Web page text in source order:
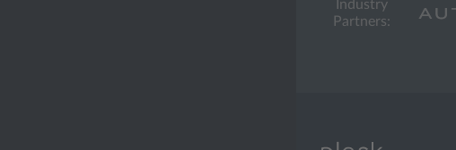
Industry
Partners: